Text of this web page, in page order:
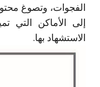
الفجوات، وتصوغ
إلى الأماكن التي
الاستشهاد بها.